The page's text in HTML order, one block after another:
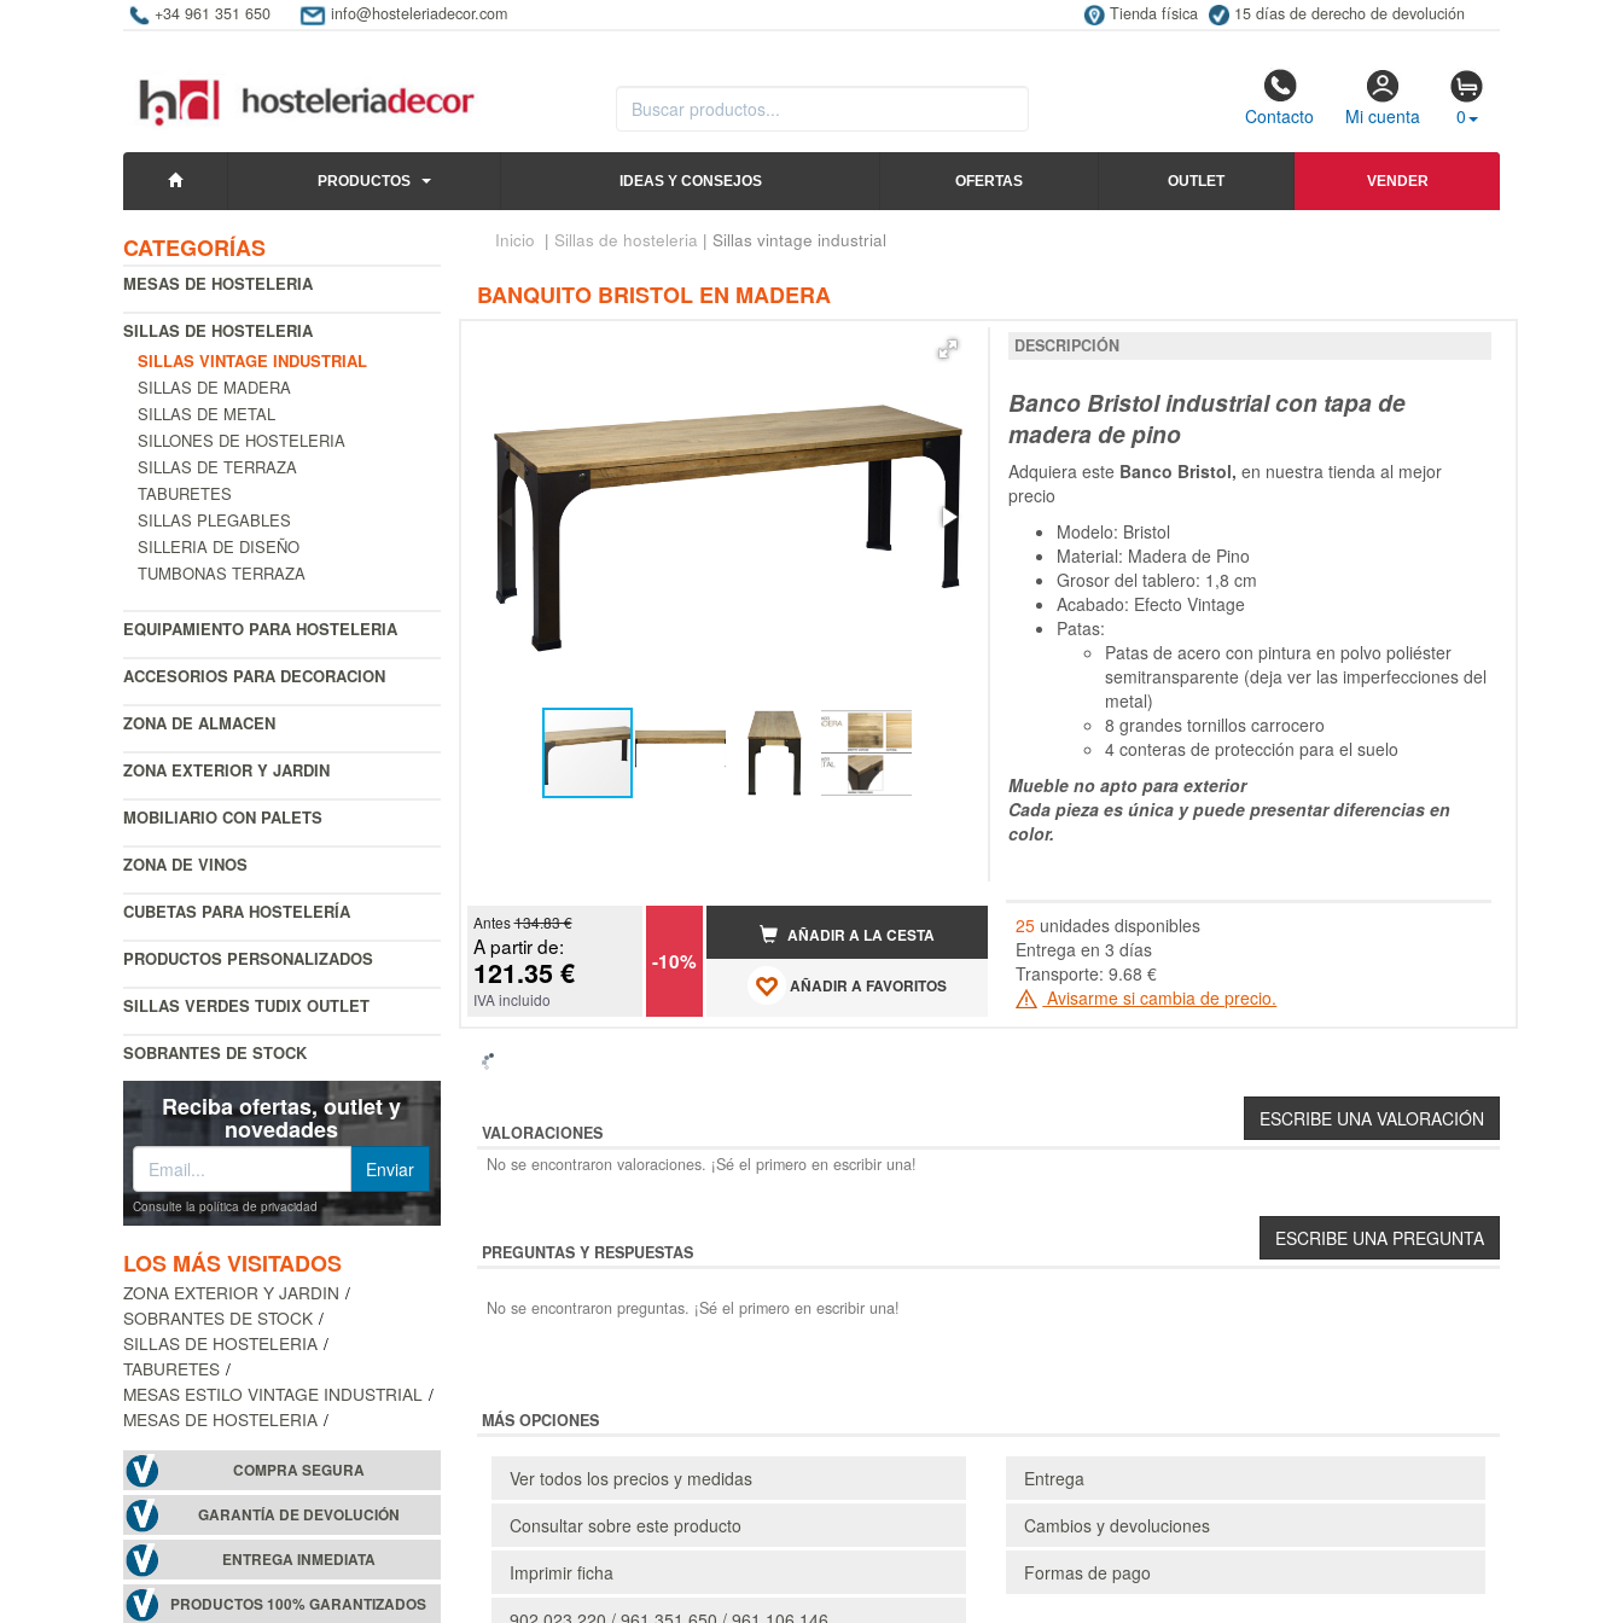
+34 961 351 650 info@hosteleriadecor.com Tienda física 15 días de derecho de devolución
Contacto Mi cuenta 0
PRODUCTOS IDEAS Y CONSEJOS OFERTAS OUTLET VENDER
CATEGORÍAS
MESAS DE HOSTELERIA
SILLAS DE HOSTELERIA
SILLAS VINTAGE INDUSTRIAL
SILLAS DE MADERA
SILLAS DE METAL
SILLONES DE HOSTELERIA
SILLAS DE TERRAZA
TABURETES
SILLAS PLEGABLES
SILLERIA DE DISEÑO
TUMBONAS TERRAZA
EQUIPAMIENTO PARA HOSTELERIA
ACCESORIOS PARA DECORACION
ZONA DE ALMACEN
ZONA EXTERIOR Y JARDIN
MOBILIARIO CON PALETS
ZONA DE VINOS
CUBETAS PARA HOSTELERÍA
PRODUCTOS PERSONALIZADOS
SILLAS VERDES TUDIX OUTLET
SOBRANTES DE STOCK
Reciba ofertas, outlet y
novedades
Consulte la política de privacidad
LOS MÁS VISITADOS
ZONA EXTERIOR Y JARDIN
SOBRANTES DE STOCK
SILLAS DE HOSTELERIA
TABURETES
MESAS ESTILO VINTAGE INDUSTRIAL
MESAS DE HOSTELERIA
COMPRA SEGURA
GARANTÍA DE DEVOLUCIÓN
ENTREGA INMEDIATA
PRODUCTOS 100% GARANTIZADOS
Inicio | Sillas de hosteleria | Sillas vintage industrial
BANQUITO BRISTOL EN MADERA
DESCRIPCIÓN
Banco Bristol industrial con tapa de
madera de pino
Adquiera este Banco Bristol, en nuestra tienda al mejor
precio
Modelo: Bristol
Material: Madera de Pino
Grosor del tablero: 1,8 cm
Acabado: Efecto Vintage
Patas:
Patas de acero con pintura en polvo poliéster
semitransparente (deja ver las imperfecciones del
metal)
8 grandes tornillos carrocero
4 conteras de protección para el suelo
Mueble no apto para exterior
Cada pieza es única y puede presentar diferencias en
color.
Antes134.83 €
A partir de:
121.35 €
IVA incluido
-10%
AÑADIR A LA CESTA
AÑADIR A FAVORITOS
25 unidades disponibles
Entrega en 3 días
Transporte: 9.68 €
Avisarme si cambia de precio.
VALORACIONES
No se encontraron valoraciones. ¡Sé el primero en escribir una!
PREGUNTAS Y RESPUESTAS
No se encontraron preguntas. ¡Sé el primero en escribir una!
MÁS OPCIONES
Ver todos los precios y medidas
Consultar sobre este producto
Imprimir ficha
Entrega
Cambios y devoluciones
Formas de pago